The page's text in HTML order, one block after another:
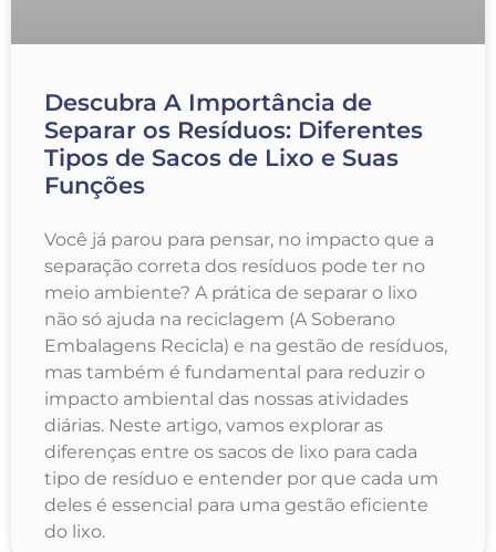
Descubra A Importância de
Separar os Resíduos: Diferentes
Tipos de Sacos de Lixo e Suas
Funções
Você já parou para pensar, no impacto que a
separação correta dos resíduos pode ter no
meio ambiente? A prática de separar o lixo
não só ajuda na reciclagem (A Soberano
Embalagens Recicla) e na gestão de resíduos,
mas também é fundamental para reduzir o
impacto ambiental das nossas atividades
diárias. Neste artigo, vamos explorar as
diferenças entre os sacos de lixo para cada
tipo de resíduo e entender por que cada um
deles é essencial para uma gestão eficiente
do lixo.